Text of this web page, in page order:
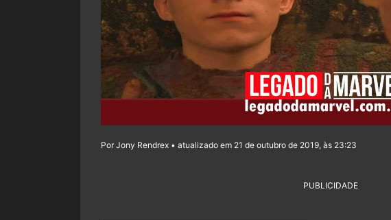
Por Jony Rendrex • atualizado em 21 de outubro de 2019, às 23:23
PUBLICIDADE